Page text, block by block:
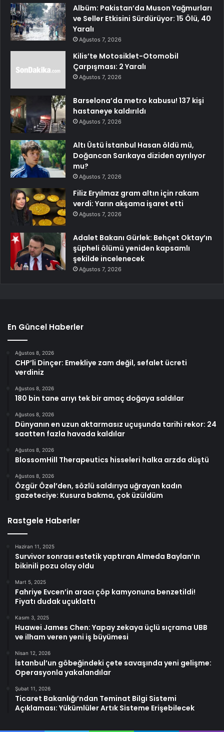
Albüm: Pakistan’da Muson Yağmurları
ve Seller Etkisini Sürdürüyor: 15 Ölü, 40
Yaralı
Ağustos 7, 2026
Kilis’te Motosiklet-Otomobil
Çarpışması: 2 Yaralı
Ağustos 7, 2026
Barselona’da metro kabusu! 137 kişi
hastaneye kaldırıldı
Ağustos 7, 2026
Altı Üstü İstanbul Hasan öldü mü,
Doğancan Sarıkaya diziden ayrılıyor
mu?
Ağustos 7, 2026
Filiz Eryılmaz gram altın için rakam
verdi: Yarın akşama işaret etti
Ağustos 7, 2026
Adalet Bakanı Gürlek: Behçet Oktay’ın
şüpheli ölümü yeniden kapsamlı
şekilde incelenecek
Ağustos 7, 2026
En Güncel Haberler
Ağustos 8, 2026
CHP’li Dinçer: Emekliye zam değil, sefalet ücreti
verdiniz
Ağustos 8, 2026
180 bin tane arıyı tek bir amaç doğaya saldılar
Ağustos 8, 2026
Dünyanın en uzun aktarmasız uçuşunda tarihi rekor: 24
saatten fazla havada kaldılar
Ağustos 8, 2026
BlossomHill Therapeutics hisseleri halka arzda düştü
Ağustos 8, 2026
Özgür Özel’den, sözlü saldırıya uğrayan kadın
gazeteciye: Kusura bakma, çok üzüldüm
Rastgele Haberler
Haziran 11, 2025
Survivor sonrası estetik yaptıran Almeda Baylan’ın
bikinili pozu olay oldu
Mart 5, 2025
Fahriye Evcen’in aracı çöp kamyonuna benzetildi!
Fiyatı dudak uçuklattı
Kasım 3, 2025
Huawei James Chen: Yapay zekaya üçlü sıçrama UBB
ve ilham veren yeni iş büyümesi
Nisan 12, 2026
İstanbul’un göbeğindeki çete savaşında yeni gelişme:
Operasyonla yakalandılar
Şubat 11, 2026
Ticaret Bakanlığı’ndan Teminat Bilgi Sistemi
Açıklaması: Yükümlüler Artık Sisteme Erişebilecek